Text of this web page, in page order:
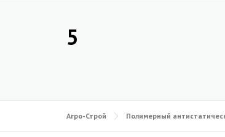
5
Агро-Строй Полимерный